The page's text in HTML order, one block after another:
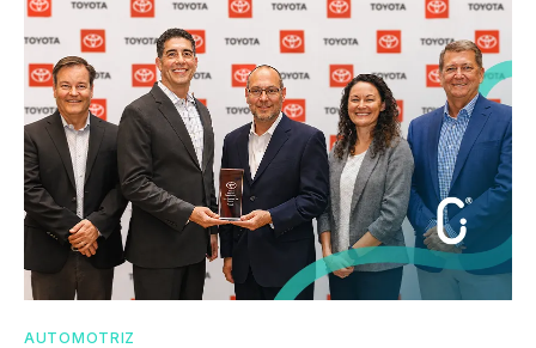
AUTOMOTRIZ